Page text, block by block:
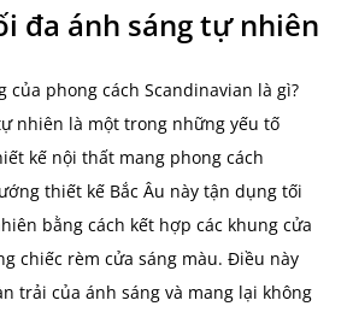
đa ánh sáng tự nhiên
của phong cách Scandinavian là gì?
nhiên là một trong những yếu tố
kế nội thất mang phong cách
thiết kế Bắc Âu này tận dụng tối
bằng cách kết hợp các khung cửa
chiếc rèm cửa sáng màu. Điều này
trải của ánh sáng và mang lại không